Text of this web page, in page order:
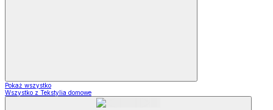
Pokaż wszystko
Wszystko z Tekstylia domowe